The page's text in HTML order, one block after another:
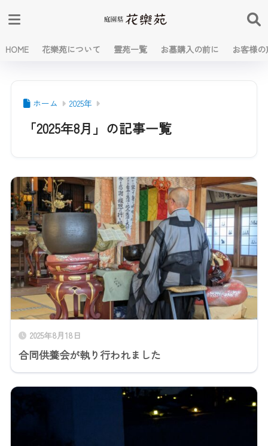
HOME 花樂苑について 霊苑一覧 お墓購入の前に お客様の
ホーム 2025年
「2025年8月」の記事一覧
2025年8月18日
合同供養会が執り行われました